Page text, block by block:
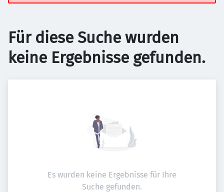
Für diese Suche wurden
keine Ergebnisse gefunden.
Es wurden keine Ergebnisse für Ihre
Suche gefunden.